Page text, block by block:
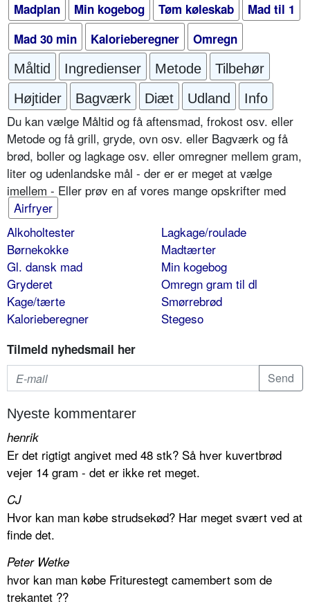
Madplan Min kogebog Tøm køleskab
Mad til 1
Mad 30 min
Kalorieberegner Omregn
Måltid Ingredienser Metode
Tilbehør
Højtider
Bagværk Diæt Udland Info
Du kan vælge Måltid og få aftensmad, frokost osv. eller
Metode og få grill, gryde, ovn osv. eller Bagværk og få
brød, boller og lagkage osv. eller omregner mellem gram,
liter og udenlandske mål - der er er meget at vælge
imellem - Eller prøv en af vores mange opskrifter med
Airfryer
Alkoholtester
Børnekokke
Gl. dansk mad
Gryderet
Kage/tærte
Kalorieberegner
Lagkage/roulade
Madtærter
Min kogebog
Omregn gram til dl
Smørrebrød
Stegeso
Tilmeld nyhedsmail her
Nyeste kommentarer
henrik
Er det rigtigt angivet med 48 stk? Så hver kuvertbrød
vejer 14 gram - det er ikke ret meget.
CJ
Hvor kan man købe strudsekød? Har meget svært ved at
finde det.
Peter Wetke
hvor kan man købe Friturestegt camembert som de
trekantet ??